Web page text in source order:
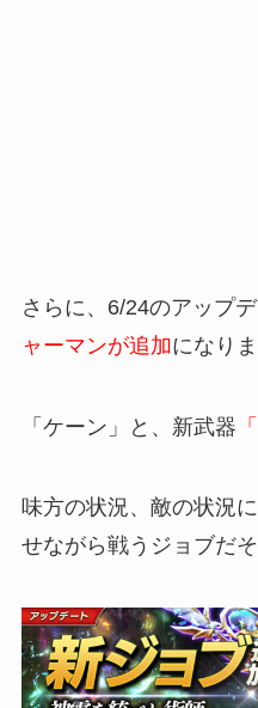
さらに、6/24のアップ
ャーマンが追加になりま
「ケーン」と、新武器
味方の状況、敵の状況
せながら戦うジョブだそ